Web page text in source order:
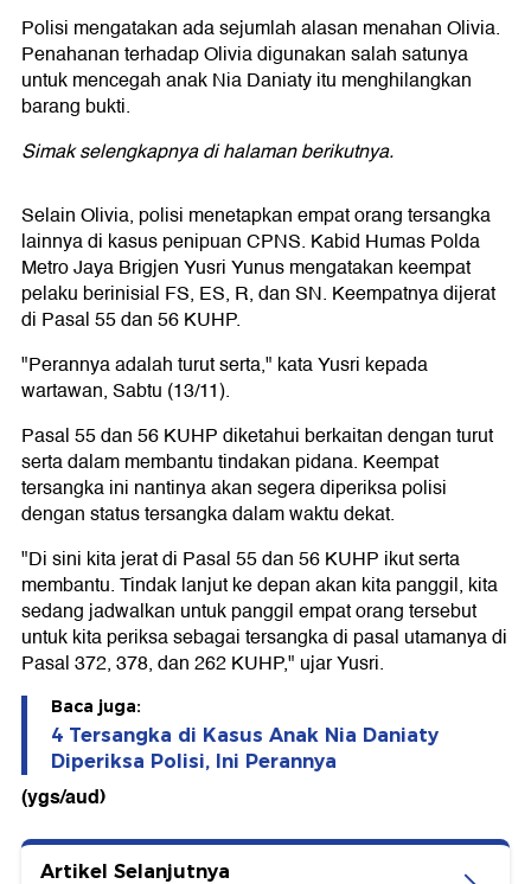
Polisi mengatakan ada sejumlah alasan menahan Olivia.
Penahanan terhadap Olivia digunakan salah satunya
untuk mencegah anak Nia Daniaty itu menghilangkan
barang bukti.
Simak selengkapnya di halaman berikutnya.
Selain Olivia, polisi menetapkan empat orang tersangka
lainnya di kasus penipuan CPNS. Kabid Humas Polda
Metro Jaya Brigjen Yusri Yunus mengatakan keempat
pelaku berinisial FS, ES, R, dan SN. Keempatnya dijerat
di Pasal 55 dan 56 KUHP.
"Perannya adalah turut serta," kata Yusri kepada
wartawan, Sabtu (13/11).
Pasal 55 dan 56 KUHP diketahui berkaitan dengan turut
serta dalam membantu tindakan pidana. Keempat
tersangka ini nantinya akan segera diperiksa polisi
dengan status tersangka dalam waktu dekat.
"Di sini kita jerat di Pasal 55 dan 56 KUHP ikut serta
membantu. Tindak lanjut ke depan akan kita panggil, kita
sedang jadwalkan untuk panggil empat orang tersebut
untuk kita periksa sebagai tersangka di pasal utamanya di
Pasal 372, 378, dan 262 KUHP," ujar Yusri.
Baca juga:
4 Tersangka di Kasus Anak Nia Daniaty
Diperiksa Polisi, Ini Perannya
(ygs/aud)
Artikel Selanjutnya